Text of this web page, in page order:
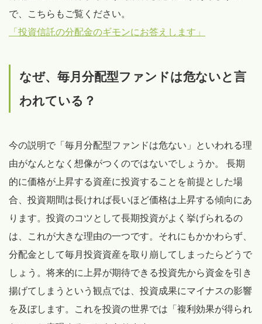
で、こちらもご覧ください。
「投資信託の分配金のギモンにお答えします」
なぜ、毎月分配型ファンドは危ないと言
われている？
今の説明で「毎月分配型ファンドは危ない」といわれる理
由がなんとなく想像がつくのではないでしょうか。 長期
的に価格が上昇する資産に投資することを前提とした場
合、投資期間は長ければ長いほど価格は上昇する傾向にあ
ります。投資のコツとして長期投資がよく挙げられるの
は、これが大きな理由の一つです。それにもかかわらず、
分配金として毎月投資資産を取り崩してしまったらどうで
しょう。将来的に上昇が期待できる投資先から資金を引き
揚げてしまうという観点では、投資成果にマイナスの影響
を及ぼします。これを投資の世界では「複利効果が得られ